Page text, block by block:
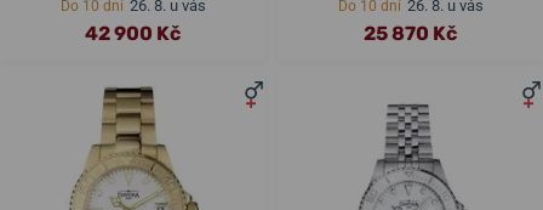
Do 10 dní 26. 8. u vás
42 900 Kč
Do 10 dní 26. 8. u vás
25 870 Kč